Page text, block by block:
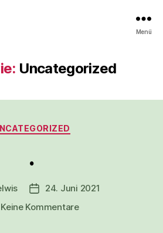
Menü
Uncategorized
Kategorien
.
Veröffentlichungsdatum
24. Juni 2021
Keine Kommentarezu